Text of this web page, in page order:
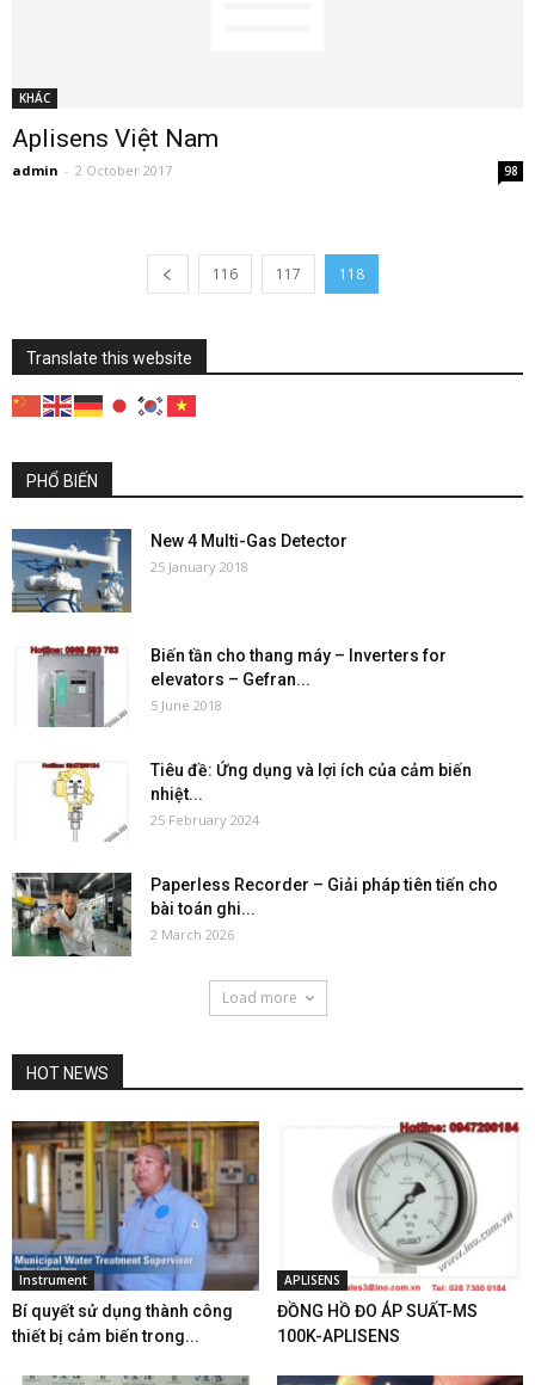
KHÁC
Aplisens Việt Nam
admin - 2 October 2017 98
116 117 118
Translate this website
PHỔ BIẾN
New 4 Multi-Gas Detector
25 January 2018
Biến tần cho thang máy – Inverters for
elevators – Gefran...
5 June 2018
Tiêu đề: Ứng dụng và lợi ích của cảm biến
nhiệt...
25 February 2024
Paperless Recorder – Giải pháp tiên tiến cho
bài toán ghi...
2 March 2026
Load more
HOT NEWS
Instrument
Bí quyết sử dụng thành công
thiết bị cảm biến trong...
APLISENS
ĐỒNG HỒ ĐO ÁP SUẤT-MS
100K-APLISENS